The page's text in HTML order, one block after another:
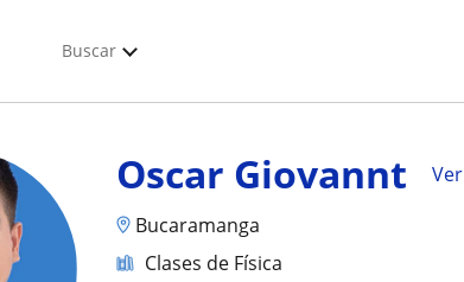
Buscar
Oscar Giovannt
Bucaramanga
Clases de Física